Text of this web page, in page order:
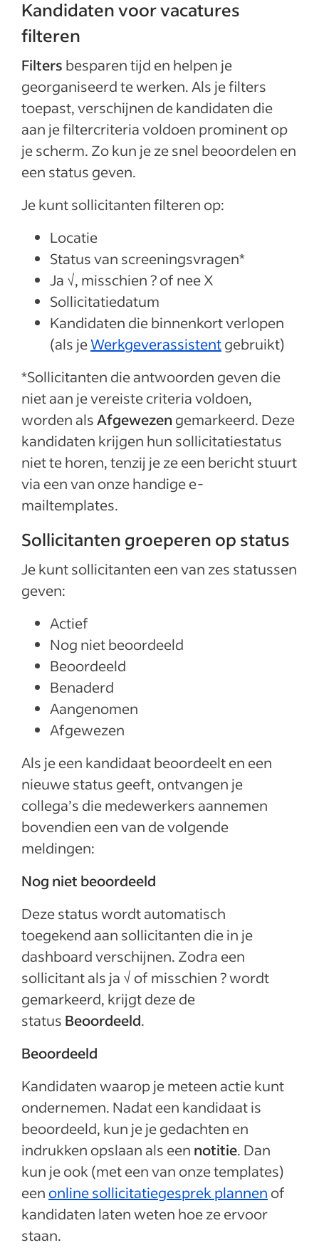
Kandidaten voor vacatures
filteren
Filters besparen tijd en helpen je
georganiseerd te werken. Als je filters
toepast, verschijnen de kandidaten die
aan je filtercriteria voldoen prominent op
je scherm. Zo kun je ze snel beoordelen en
een status geven.
Je kunt sollicitanten filteren op:
Locatie
Status van screeningsvragen*
Ja √, misschien ? of nee X
Sollicitatiedatum
Kandidaten die binnenkort verlopen
(als jeWerkgeverassistentgebruikt)
*Sollicitanten die antwoorden geven die
niet aan je vereiste criteria voldoen,
worden alsAfgewezen gemarkeerd. Deze
kandidaten krijgen hun sollicitatiestatus
niet te horen, tenzij je ze een bericht stuurt
via een van onze handige e-
mailtemplates.
Sollicitanten groeperen op status
Je kunt sollicitanten een van zes statussen
geven:
Actief
Nog niet beoordeeld
Beoordeeld
Benaderd
Aangenomen
Afgewezen
Als je een kandidaat beoordeelt en een
nieuwe status geeft, ontvangen je
collega’s die medewerkers aannemen
bovendien een van de volgende
meldingen:
Nog niet beoordeeld
Deze status wordt automatisch
toegekend aan sollicitanten die in je
dashboard verschijnen. Zodra een
sollicitant als ja √ of misschien ? wordt
gemarkeerd, krijgt deze de
status Beoordeeld.
Beoordeeld
Kandidaten waarop je meteen actie kunt
ondernemen. Nadat een kandidaat is
beoordeeld, kun je je gedachten en
indrukken opslaan als een notitie. Dan
kun je ook (met een van onze templates)
een online sollicitatiegesprek plannen of
kandidaten laten weten hoe ze ervoor
staan.